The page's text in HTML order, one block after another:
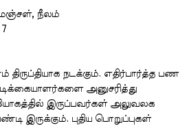
, நீலம்
திருப்தியாக நடக்கும். எதிர்பார்த்த பண
அனுசரித்து
இருப்பவர்கள் அலுவலக
இருக்கும். புதிய பொறுப்புகள்